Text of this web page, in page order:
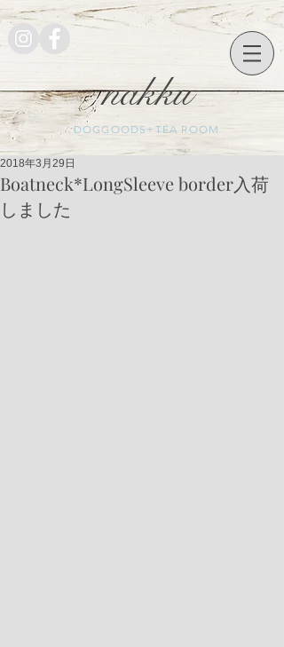
nakku
DOGGOODS+TEA ROOM
Boatneck*LongSleeve border入荷
しました
2018年3月29日